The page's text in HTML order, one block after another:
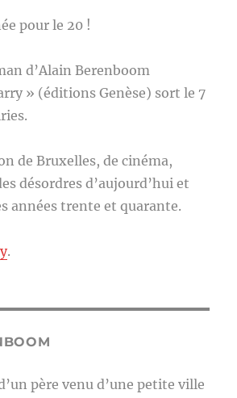
pour le 20 !
d’Alain Berenboom
» (éditions Genèse) sort le 7
de Bruxelles, de cinéma,
désordres d’aujourd’hui et
années trente et quarante.
.
père venu d’une petite ville